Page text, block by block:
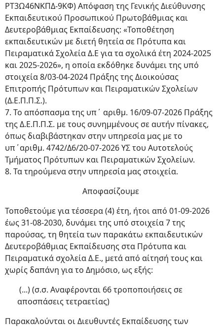
ΡΤ3Ω46ΝΚΠΔ-9ΚΦ) Απόφαση της Γενικής Διεύθυνσης
Εκπαιδευτικού Προσωπικού Πρωτοβάθμιας και
Δευτεροβάθμιας Εκπαίδευσης: «Τοποθέτηση
εκπαιδευτικών με διετή θητεία σε Πρότυπα και
Πειραματικά Σχολεία Δ.Ε για τα σχολικά έτη 2024-2025
και 2025-2026», η οποία εκδόθηκε δυνάμει της υπό
στοιχεία 8/03-04-2024 Πράξης της Διοικούσας
Επιτροπής Πρότυπων και Πειραματικών Σχολείων
(Δ.Ε.Π.Π.Σ.).
7. Το απόσπασμα της υπ΄ αριθμ. 16/09-07-2026 Πράξης
της Δ.Ε.Π.Π.Σ. με τους συνημμένους σε αυτήν πίνακες,
όπως διαβιβάστηκαν στην υπηρεσία μας με το
υπ΄αριθμ. 4742/Δ6/20-07-2026 ΥΣ του Αυτοτελούς
Τμήματος Πρότυπων και Πειραματικών Σχολείων.
8. Τα τηρούμενα στην υπηρεσία μας στοιχεία.
Αποφασίζουμε
Τοποθετούμε για τέσσερα (4) έτη, ήτοι από 01-09-2026
έως 31-08-2030, δυνάμει της υπό στοιχεία 7 της
παρούσας, τη θητεία των παρακάτω εκπαιδευτικών
Δευτεροβάθμιας Εκπαίδευσης στα Πρότυπα και
Πειραματικά σχολεία Δ.Ε., μετά από αίτησή τους και
χωρίς δαπάνη για το Δημόσιο, ως εξής:
(...) (σ.σ. Αναφέρονται 66 τροποποιήσεις σε
αποσπάσεις τετραετίας)
Παρακαλούνται οι Διευθυντές Εκπαίδευσης των